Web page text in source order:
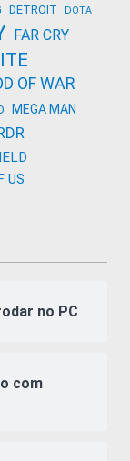
DETROIT DOTA
FAR CRY
OF WAR
MEGA MAN
US
no PC
com